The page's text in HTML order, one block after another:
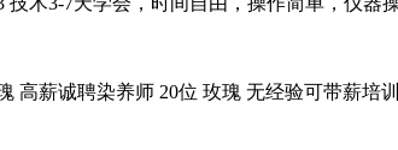
薪诚聘染养师 20位 玫瑰 无经验可带薪培